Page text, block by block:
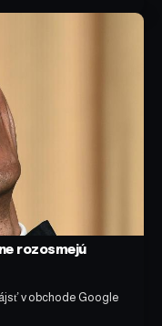
rozosmejú
v obchode Google